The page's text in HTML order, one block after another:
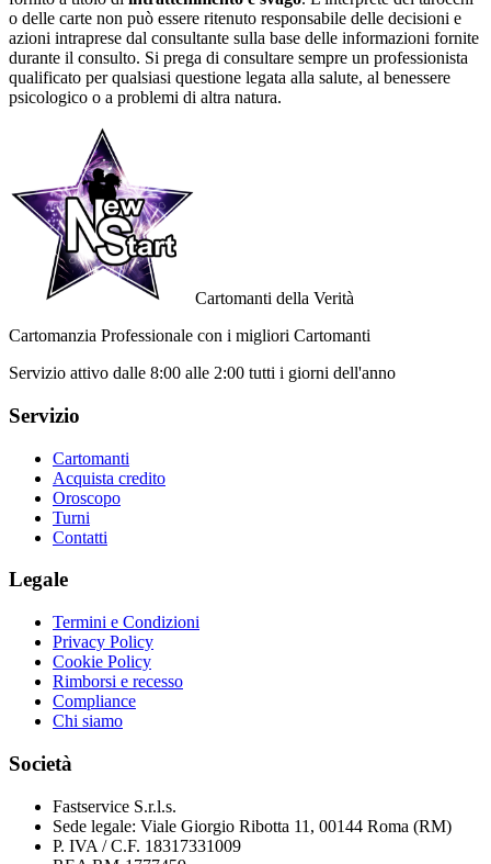
o delle carte non può essere ritenuto responsabile delle decisioni e
azioni intraprese dal consultante sulla base delle informazioni fornite
durante il consulto. Si prega di consultare sempre un professionista
qualificato per qualsiasi questione legata alla salute, al benessere
psicologico o a problemi di altra natura.
Cartomanti della Verità
Cartomanzia Professionale con i migliori Cartomanti
Servizio attivo dalle 8:00 alle 2:00 tutti i giorni dell'anno
Servizio
Cartomanti
Acquista credito
Oroscopo
Turni
Contatti
Legale
Termini e Condizioni
Privacy Policy
Cookie Policy
Rimborsi e recesso
Compliance
Chi siamo
Società
Fastservice S.r.l.s.
Sede legale: Viale Giorgio Ribotta 11, 00144 Roma (RM)
P. IVA / C.F. 18317331009